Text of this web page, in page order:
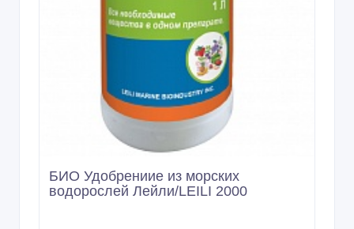
БИО Удобрениие из морских
водорослей Лейли/LEILI 2000